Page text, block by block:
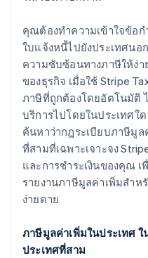
คุณต้องทําความเข้าใจข้อ
ใบแจ้งหนี้ไปยังประเทศนอ
ความซับซ้อนทางภาษีให้ง่
ของธุรกิจ เมื่อใช้ Stripe
ภาษีที่ถูกต้องโดยอัตโนมัติ
บริการไปโดยในประเทศใ
ค้นหาว่ากฎระเบียบภาษีมูล
ที่สามที่เฉพาะเจาะจง
และการชําระเงินของคุณ
รายงานภาษีมูลค่าเพิ่มสําห
ง่ายดาย
ภาษีมูลค่าเพิ่มในประเทศ
ประเทศที่สาม